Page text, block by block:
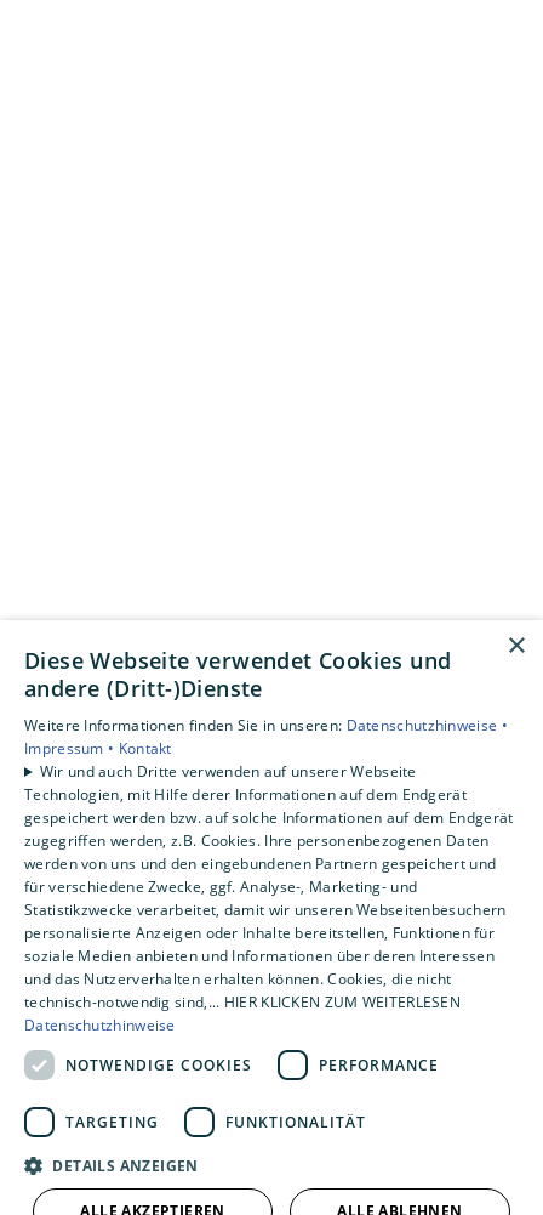
×
Diese Webseite verwendet Cookies und
andere (Dritt-)Dienste
Weitere Informationen finden Sie in unseren: Datenschutzhinweise •
Impressum • Kontakt
Wir und auch Dritte verwenden auf unserer Webseite
Technologien, mit Hilfe derer Informationen auf dem Endgerät
gespeichert werden bzw. auf solche Informationen auf dem Endgerät
zugegriffen werden, z.B. Cookies. Ihre personenbezogenen Daten
werden von uns und den eingebundenen Partnern gespeichert und
für verschiedene Zwecke, ggf. Analyse-, Marketing- und
Statistikzwecke verarbeitet, damit wir unseren Webseitenbesuchern
personalisierte Anzeigen oder Inhalte bereitstellen, Funktionen für
soziale Medien anbieten und Informationen über deren Interessen
und das Nutzerverhalten erhalten können. Cookies, die nicht
technisch-notwendig sind,... HIER KLICKEN ZUM WEITERLESEN
Datenschutzhinweise
NOTWENDIGE COOKIES
PERFORMANCE
TARGETING FUNKTIONALITÄT
DETAILS ANZEIGEN
ALLE AKZEPTIEREN ALLE ABLEHNEN